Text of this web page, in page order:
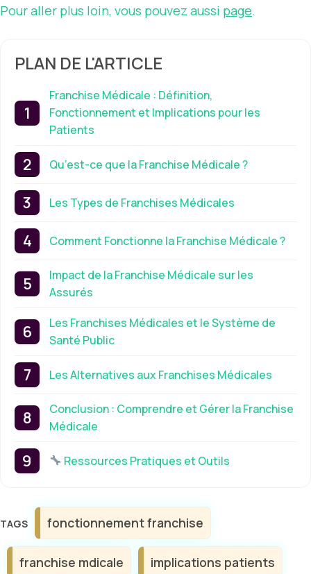
Pour aller plus loin, vous pouvez aussi page.
PLAN DE L'ARTICLE
Franchise Médicale : Définition,
Fonctionnement et Implications pour les
Patients
Qu’est-ce que la Franchise Médicale ?
Les Types de Franchises Médicales
Comment Fonctionne la Franchise Médicale ?
Impact de la Franchise Médicale sur les
Assurés
Les Franchises Médicales et le Système de
Santé Public
Les Alternatives aux Franchises Médicales
Conclusion : Comprendre et Gérer la Franchise
Médicale
Ressources Pratiques et Outils
Étiquettes
fonctionnement franchise
franchise mdicale implications patients